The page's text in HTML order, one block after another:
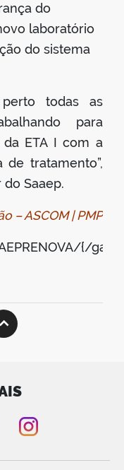
do
laboratório
do sistema
todas as
para
ETA I com a
tratamento”,
Saaep.
– ASCOM | PMP
{/